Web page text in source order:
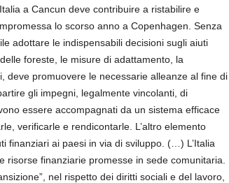
a Cancun deve contribuire a ristabilire e
lo scorso anno a Copenhagen. Senza
adottare le indispensabili decisioni sugli aiuti
foreste, le misure di adattamento, la
deve promuovere le necessarie alleanze al fine di
gli impegni, legalmente vincolanti, di
essere accompagnati da un sistema efficace
verificarle e rendicontarle. L’altro elemento
finanziari ai paesi in via di sviluppo. (…) L’Italia
finanziarie promesse in sede comunitaria.
nel rispetto dei diritti sociali e del lavoro,